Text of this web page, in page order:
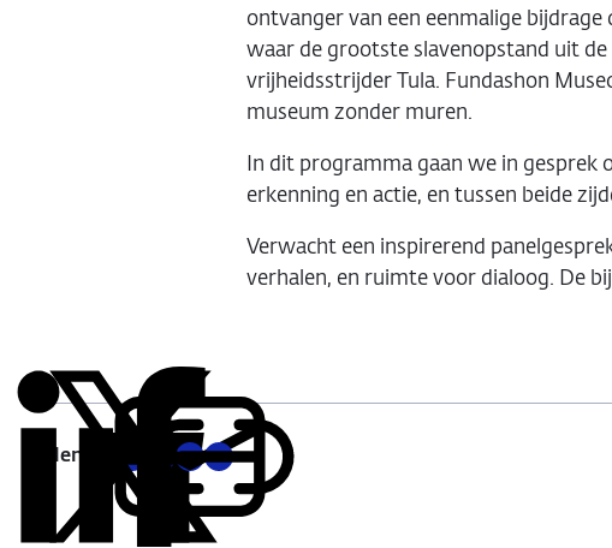
ontvanger van een eenmalige
waar de grootste slavenopstand uit de
vrijheidsstrijder Tula. Fundashon
museum zonder muren.
In dit programma gaan we in gesprek
erkenning en actie, en tussen beide
Verwacht een inspirerend
verhalen, en ruimte voor dialoog. De
Delen:
DeelDeel
via
Deel
Facebook
Deel
via
E-
Kopieer
deze
URL